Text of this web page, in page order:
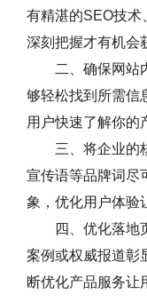
有精湛的SEO技术
深刻把握才有机会
二、确保网站
够轻松找到所需信
用户快速了解你的
三、将企业的
宣传语等品牌词尽
象，优化用户体验
四、优化落地
案例或权威报道彰
断优化产品服务让